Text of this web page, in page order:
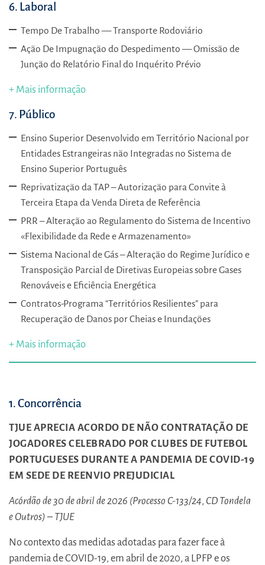
6. Laboral
Tempo De Trabalho — Transporte Rodoviário
Ação De Impugnação do Despedimento — Omissão de
Junção do Relatório Final do Inquérito Prévio
+ Mais informação
7. Público
Ensino Superior Desenvolvido em Território Nacional por
Entidades Estrangeiras não Integradas no Sistema de
Ensino Superior Português
Reprivatização da TAP – Autorização para Convite à
Terceira Etapa da Venda Direta de Referência
PRR – Alteração ao Regulamento do Sistema de Incentivo
«Flexibilidade da Rede e Armazenamento»
Sistema Nacional de Gás – Alteração do Regime Jurídico e
Transposição Parcial de Diretivas Europeias sobre Gases
Renováveis e Eficiência Energética
Contratos-Programa “Territórios Resilientes” para
Recuperação de Danos por Cheias e Inundações
+ Mais informação
1. Concorrência
TJUE APRECIA ACORDO DE NÃO CONTRATAÇÃO DE
JOGADORES CELEBRADO POR CLUBES DE FUTEBOL
PORTUGUESES DURANTE A PANDEMIA DE COVID-19
EM SEDE DE REENVIO PREJUDICIAL
Acórdão de 30 de abril de 2026 (Processo C-133/24, CD Tondela
e Outros) – TJUE
No contexto das medidas adotadas para fazer face à
pandemia de COVID-19, em abril de 2020, a LPFP e os